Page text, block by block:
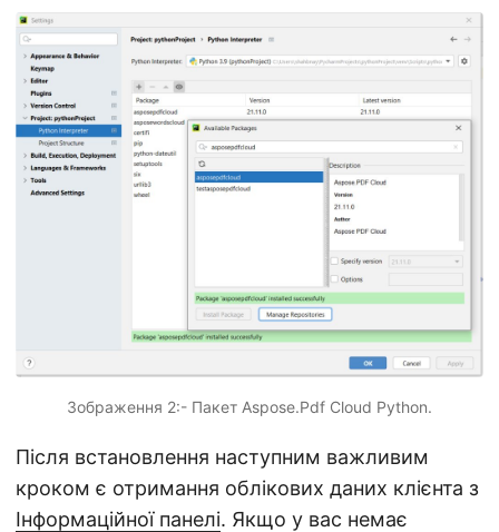
Зображення 2:- Пакет Aspose.Pdf Cloud Python.
Після встановлення наступним важливим
кроком є отримання облікових даних клієнта з
Інформаційної панелі. Якщо у вас немає